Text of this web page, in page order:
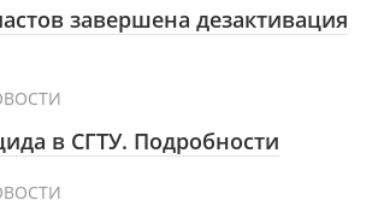
завершена дезактивация
в СГТУ. Подробности